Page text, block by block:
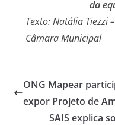
da
Texto: Natália Tiezzi
Câmara Municipal
ONG Mapear
expor Projeto de
SAIS explica